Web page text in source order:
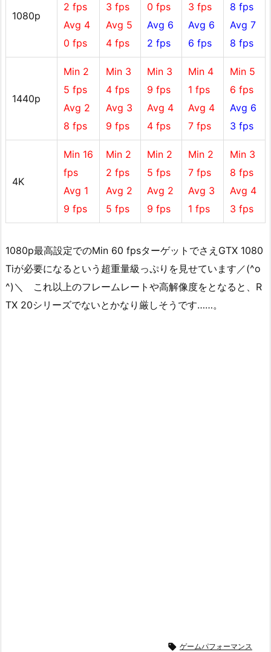
1080p
2 fps
Avg 4
0 fps
3 fps
Avg 5
4 fps
0 fps
Avg 6
2 fps
3 fps
Avg 6
6 fps
8 fps
Avg 7
8 fps
1440p
Min 2
5 fps
Avg 2
8 fps
Min 3
4 fps
Avg 3
9 fps
Min 3
9 fps
Avg 4
4 fps
Min 4
1 fps
Avg 4
7 fps
Min 5
6 fps
Avg 6
3 fps
4K
Min 16
fps
Avg 1
9 fps
Min 2
2 fps
Avg 2
5 fps
Min 2
5 fps
Avg 2
9 fps
Min 2
7 fps
Avg 3
1 fps
Min 3
8 fps
Avg 4
3 fps
1080p最高設定でのMin 60 fpsターゲットでさえGTX 1080
Tiが必要になるという超重量級っぷりを見せています／(^o
^)＼ これ以上のフレームレートや高解像度をとなると、R
TX 20シリーズでないとかなり厳しそうです……。
 ゲームパフォーマンス